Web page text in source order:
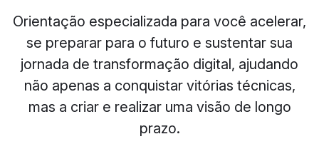
Orientação especializada para você acelerar,
se preparar para o futuro e sustentar sua
jornada de transformação digital, ajudando
não apenas a conquistar vitórias técnicas,
mas a criar e realizar uma visão de longo
prazo.